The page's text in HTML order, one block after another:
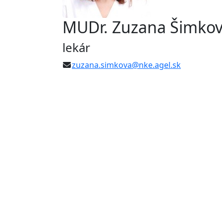
MUDr. Zuzana
lekár
zuzana.simkova@nke.agel.sk